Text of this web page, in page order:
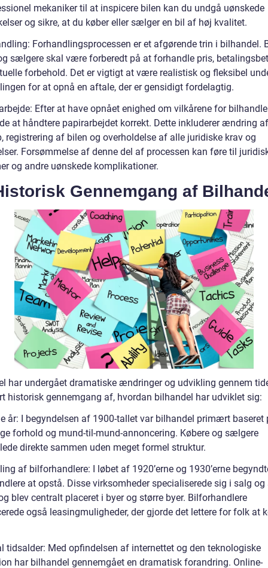
mekaniker til at inspicere bilen kan du undgå uønskede
og sikre, at du køber eller sælger en bil af høj kvalitet.
Forhandlingsprocessen er et afgørende trin i bilhandel.
sælgere skal være forberedt på at forhandle pris,
forbehold. Det er vigtigt at være realistisk og fleksibel
for at opnå en aftale, der er gensidigt fordelagtig.
Efter at have opnået enighed om vilkårene for
at håndtere papirarbejdet korrekt. Dette inkluderer ændring af
registrering af bilen og overholdelse af alle juridiske krav og
Forsømmelse af denne del af processen kan føre til
og andre uønskede komplikationer.
Gennemgang af
har undergået dramatiske ændringer og udvikling gennem
historisk gennemgang af, hvordan bilhandel har udviklet sig:
år: I begyndelsen af 1900-tallet var bilhandel primært baseret
forhold og mund-til-mund-annoncering. Købere og sælgere
direkte sammen uden meget formel struktur.
af bilforhandlere: I løbet af 1920’erne og 1930’erne
at opstå. Disse virksomheder specialiserede sig i salg og
blev centralt placeret i byer og større byer. Bilforhandlere
også leasingmuligheder, der gjorde det lettere for folk at
tidsalder: Med opfindelsen af internettet og den teknologiske
har bilhandel gennemgået en dramatisk forandring. Online-